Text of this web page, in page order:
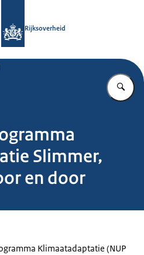
Rijksoverheid
Slimmer,
en door
Klimaatadaptatie (NUP